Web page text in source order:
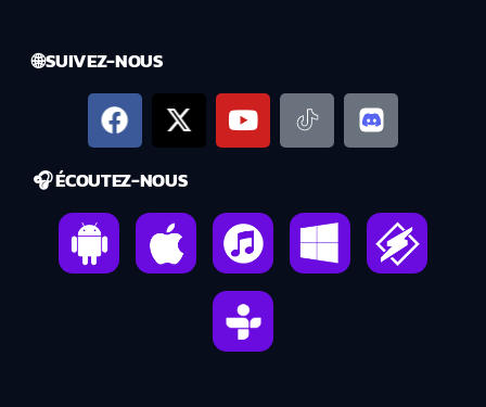
🌐 SUIVEZ-NOUS
🎧 ÉCOUTEZ-NOUS